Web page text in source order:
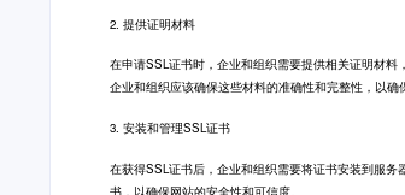
2. 提供证明材料
在申请SSL证书时，企业和组织需要提供相关证明材料
企业和组织应该确保这些材料的准确性和完整性，以确
3. 安装和管理SSL证书
在获得SSL证书后，企业和组织需要将证书安装到服
书，以确保网站的安全性和可信度。